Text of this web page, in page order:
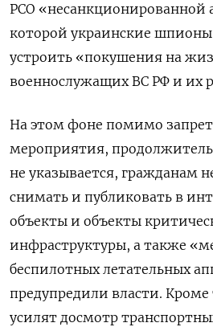
РСО «несанкционированной
которой украинские
устроить «покушения на
военнослужащих ВС РФ и их
На этом фоне помимо
мероприятия,
не указывается, гражданам
снимать и публиковать в
объекты и объекты
инфраструктуры, а также
беспилотных летательных
предупредили власти. Кроме
усилят досмотр